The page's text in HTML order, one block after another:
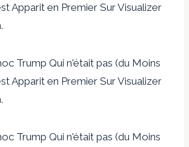
Apparit en Premier Sur Visualizer
Trump Qui n'était pas (du Moins
Apparit en Premier Sur Visualizer
Trump Qui n'était pas (du Moins